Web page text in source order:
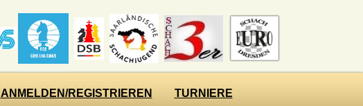
ANMELDEN/REGISTRIEREN TURNIERE